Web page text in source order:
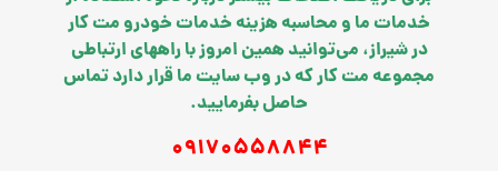
خدمات ما و محاسبه هزینه خدمات خودرو مت کار
در شیراز، می‌توانید همین امروز با راههای ارتباطی
مجموعه مت کار که در وب سایت ما قرار دارد تماس
حاصل بفرمایید.
09170558844